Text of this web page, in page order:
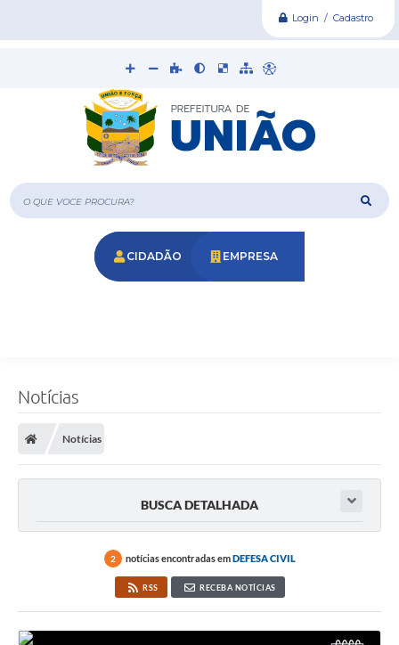
Login / Cadastro
O que voce procura?
CIDADÃO EMPRESA
Notícias
Notícias
BUSCA DETALHADA
2 notícias encontradas emDEFESA CIVIL
RSS RECEBA NOTÍCIAS